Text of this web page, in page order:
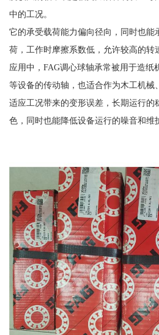
中的工况。
它的承受载荷能力偏向径向，同时也能
荷，工作时摩擦系数低，允许较高的转
应用中，FAG调心球轴承常被用于造纸
等设备的传动轴，也适合作为木工机械
适应工况带来的变形误差，长期运行的
色，同时也能降低设备运行的噪音和维